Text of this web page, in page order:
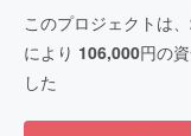
このプロジェクトは、
により 106,000円の
した